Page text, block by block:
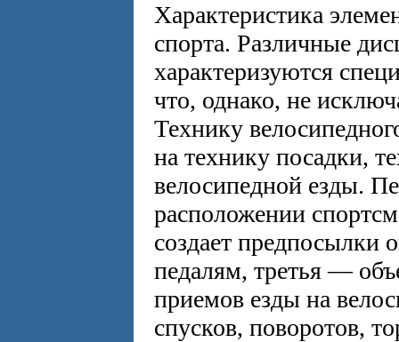
Характеристика
спорта. Различные
характеризуются
что, однако, не
Технику
на технику посадки,
велосипедной езды.
расположении
создает предпосылки
педалям, третья —
приемов езды на
спусков, поворотов,